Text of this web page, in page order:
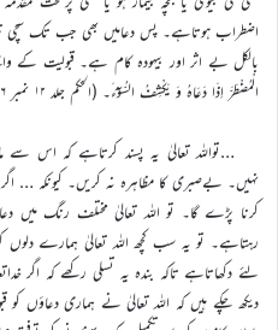
اضطراب ہوتاہے۔ پس دعامیں بھی جب تک
بالکل بے اثر اور بیہودہ کام ہے۔ قبولیت کے
الْمُضْطَرَّ اِذَا دَعَاہُ وَ یَکْشِفُ السُّوْٓءَ۔ (الحکم جلد ۱۲ نمبر ۱۶ مورخہ ۲؍مارچ ۱۹۰۸ ء صفحہ ۵)
…تواللہ تعالیٰ یہ پسند کرتاہے کہ اس سے
نہیں۔ بےصبری کا مظاہرہ نہ کریں۔ کیونکہ
کرنا پڑے گا۔ تو اللہ تعالیٰ مختلف رنگ میں
رہتاہے۔ تو یہ سب کچھ اللہ تعالیٰ ہمارے
لئے دکھاتاہے تاکہ بندہ یہ تسلی رکھے کہ اگر
دیکھ چکے ہیں کہ اللہ تعالیٰ نے ہماری دعاؤں